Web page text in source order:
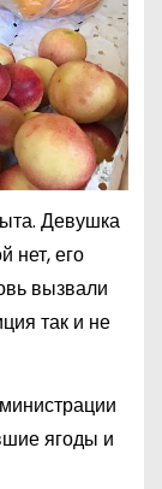
Девушка
нет, его
вызвали
так и не
ягоды и